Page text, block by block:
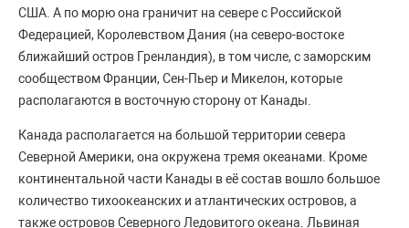
США. А по морю она граничит на севере с Российской
Федерацией, Королевством Дания (на северо-востоке
ближайший остров Гренландия), в том числе, с заморским
сообществом Франции, Сен-Пьер и Микелон, которые
располагаются в восточную сторону от Канады.
Канада располагается на большой территории севера
Северной Америки, она окружена тремя океанами. Кроме
континентальной части Канады в её состав вошло большое
количество тихоокеанских и атлантических островов, а
также островов Северного Ледовитого океана. Львиная